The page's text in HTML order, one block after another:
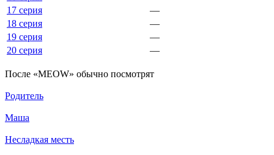
17 серия
—
18 серия
—
19 серия
—
20 серия
—
По­сле «MEOW» обыч­но по­смот­рят
Родитель
Маша
Несладкая месть